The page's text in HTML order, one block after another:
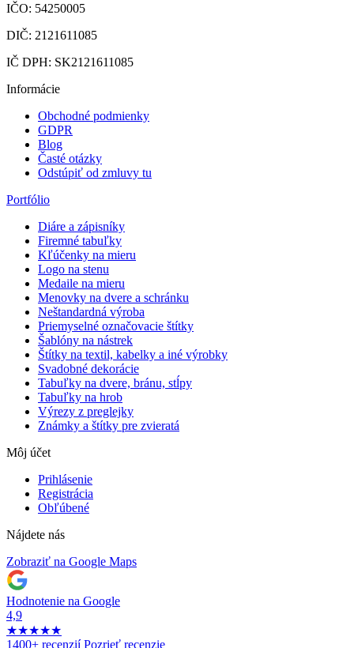
IČO: 54250005
DIČ: 2121611085
IČ DPH: SK2121611085
Informácie
Obchodné podmienky
GDPR
Blog
Časté otázky
Odstúpiť od zmluvy tu
Portfólio
Diáre a zápisníky
Firemné tabuľky
Kľúčenky na mieru
Logo na stenu
Medaile na mieru
Menovky na dvere a schránku
Neštandardná výroba
Priemyselné označovacie štítky
Šablóny na nástrek
Štítky na textil, kabelky a iné výrobky
Svadobné dekorácie
Tabuľky na dvere, bránu, stĺpy
Tabuľky na hrob
Výrezy z preglejky
Známky a štítky pre zvieratá
Môj účet
Prihlásenie
Registrácia
Obľúbené
Nájdete nás
Zobraziť na Google Maps
Hodnotenie na Google
4,9
★★★★★
1400+ recenzií Pozrieť recenzie